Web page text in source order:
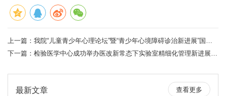
上一篇： 我院“儿童青少年心理论坛”暨“青少年心境障碍诊治新进展”国家级继教班成功举办
下一篇： 检验医学中心成功举办医改新常态下实验室精细化管理新进展国家级继教班
最新文章 查看更多